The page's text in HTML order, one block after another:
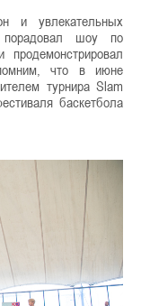
и увлекательных
порадовал шоу по
что в июне
турнира Slam
баскетбола